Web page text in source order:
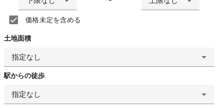
価格未定を含める
土地面積
指定なし
駅からの徒歩
指定なし